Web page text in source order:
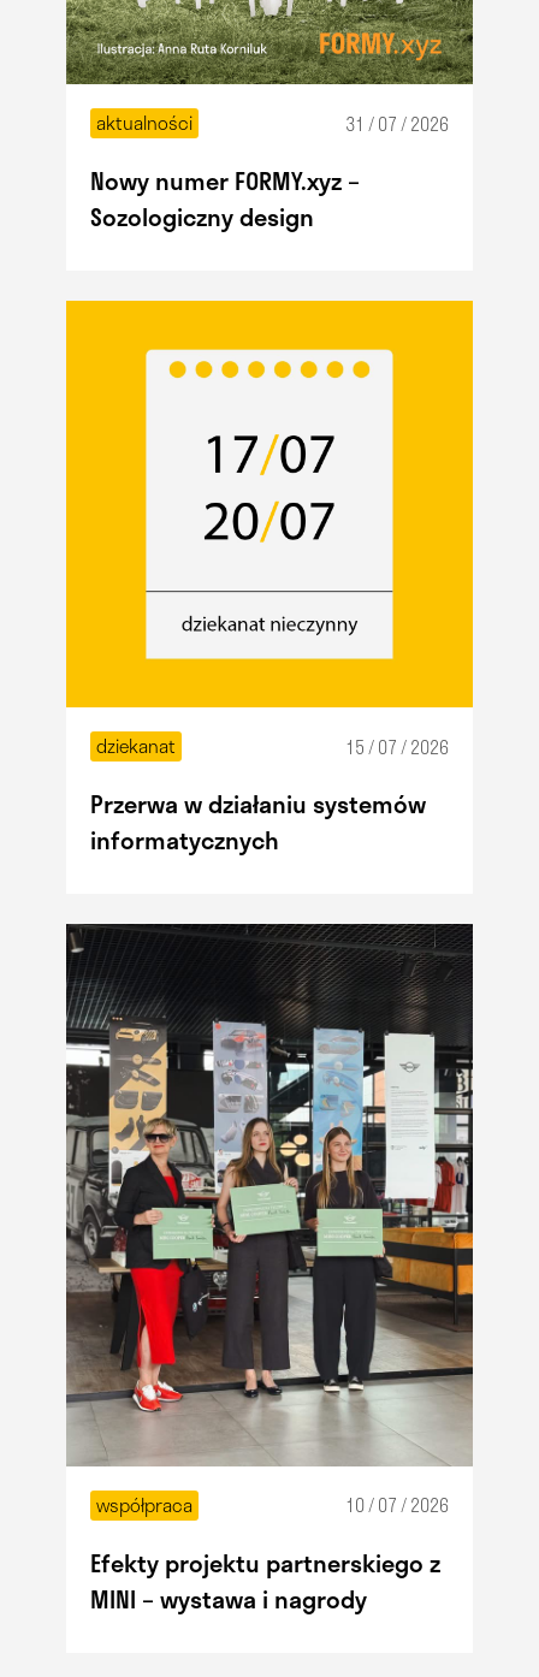
aktualności 31 / 07 / 2026
Nowy numer FORMY.xyz –
Sozologiczny design
dziekanat 15 / 07 / 2026
Przerwa w działaniu systemów
informatycznych
współpraca 10 / 07 / 2026
Efekty projektu partnerskiego z
MINI – wystawa i nagrody